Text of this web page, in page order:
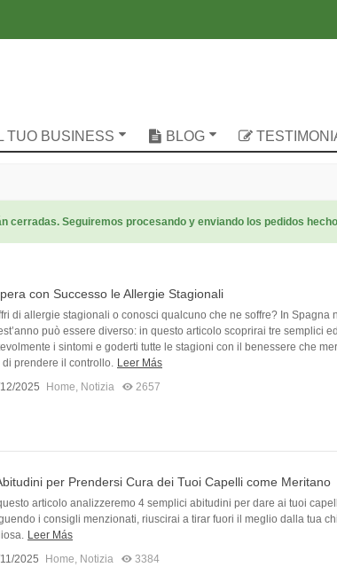
TUO BUSINESS BLOG
cerradas. Seguiremos procesando y enviando los pedidos
con Successo le Allergie Stagionali
di allergie stagionali o conosci qualcuno che ne soffre? In Spagna
può essere diverso: in questo articolo scoprirai tre semplici
i sintomi e goderti tutte le stagioni con il benessere che
di prendere il controllo. Leer Más
2025
Home, Notizia 2657
per Prendersi Cura dei Tuoi Capelli come Meritano
articolo analizzeremo 4 semplici abitudini per dare ai tuoi
i consigli menzionati, riuscirai a tirar fuori il meglio dalla tua
Leer Más
2025
Home Notizia 3384